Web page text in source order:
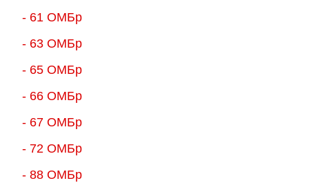
- 61 ОМБр
- 63 ОМБр
- 65 ОМБр
- 66 ОМБр
- 67 ОМБр
- 72 ОМБр
- 88 ОМБр